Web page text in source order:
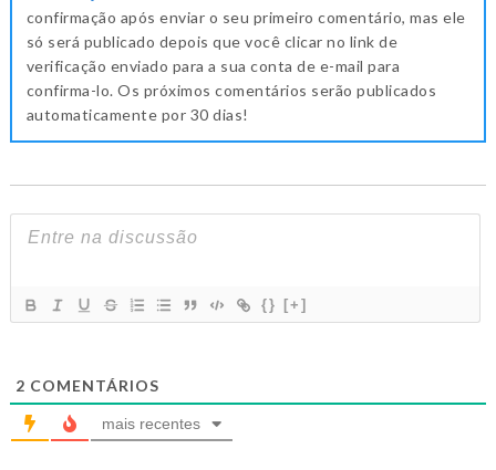
confirmação após enviar o seu primeiro comentário, mas ele
só será publicado depois que você clicar no link de
verificação enviado para a sua conta de e-mail para
confirma-lo. Os próximos comentários serão publicados
automaticamente por 30 dias!
{} [+]
2 COMENTÁRIOS
mais recentes